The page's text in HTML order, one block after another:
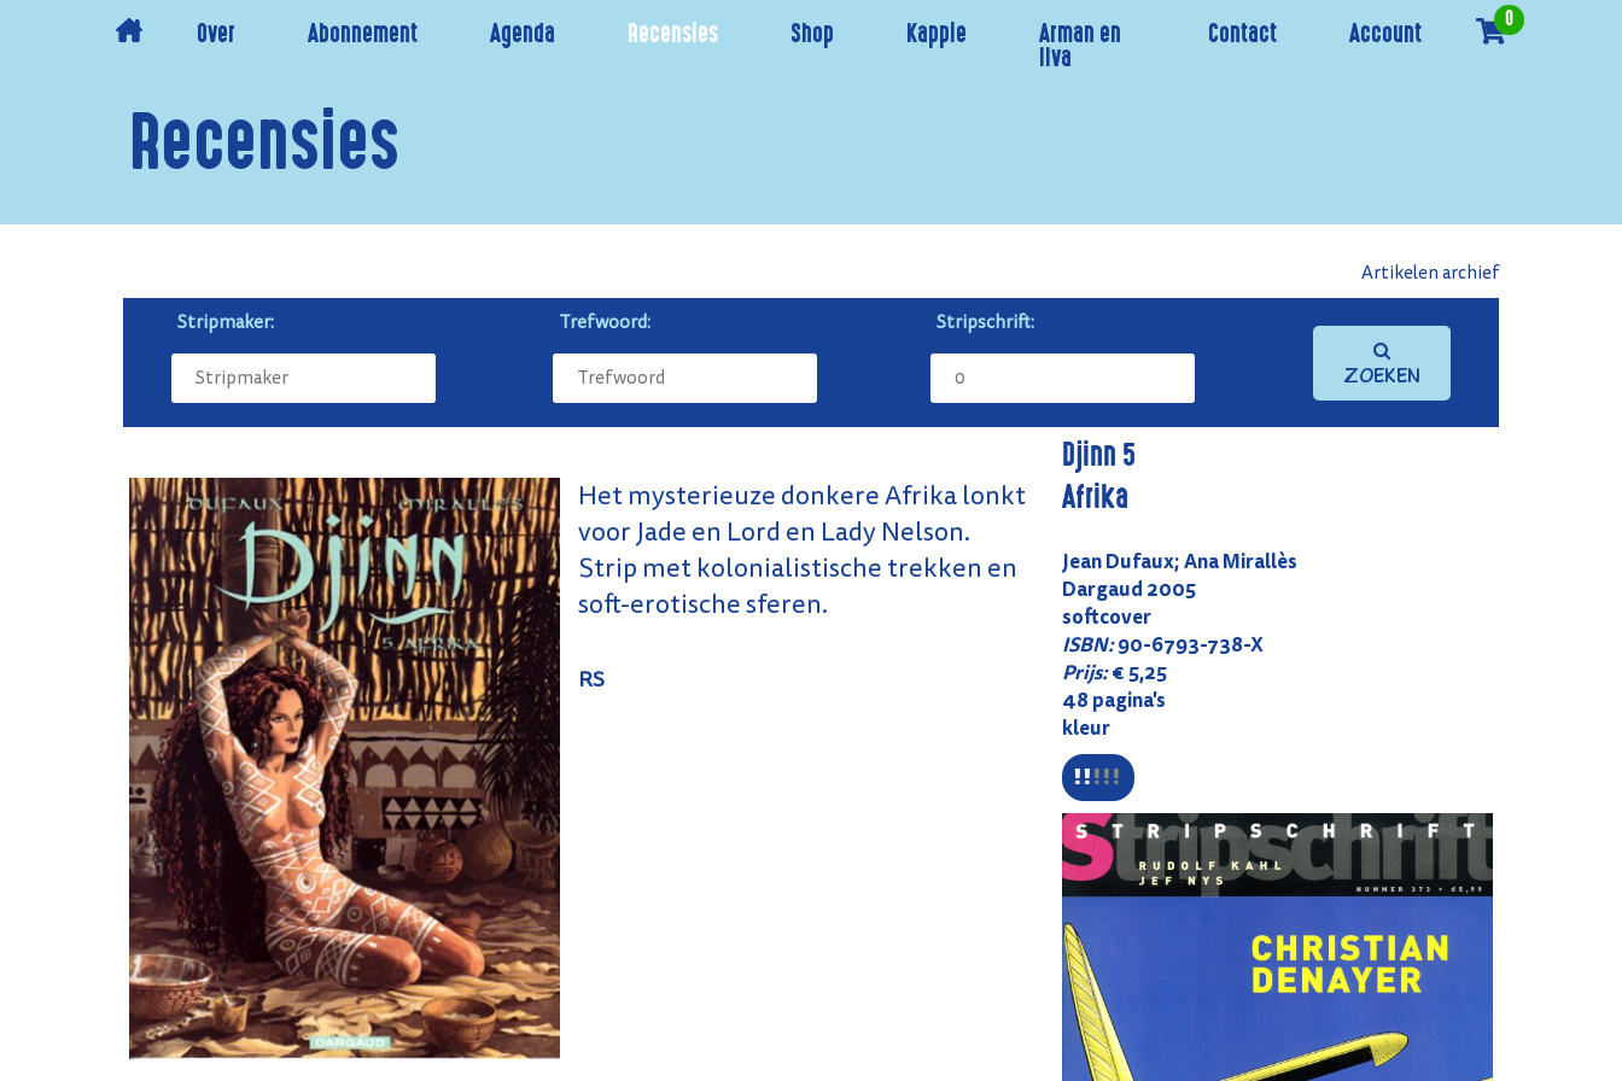
Over Abonnement Agenda Recensies Shop Kappie Arman en
Ilva
Contact Account 0
Recensies
Artikelen archief
Stripmaker:
Trefwoord: Stripschrift:
Zoeken
Het mysterieuze donkere Afrika lonkt
voor Jade en Lord en Lady Nelson.
Strip met kolonialistische trekken en
soft-erotische sferen.
RS
Djinn 5
Afrika
Jean Dufaux; Ana Mirallès
Dargaud 2005
softcover
ISBN:90-6793-738-X
Prijs:€ 5,25
48 pagina's
kleur